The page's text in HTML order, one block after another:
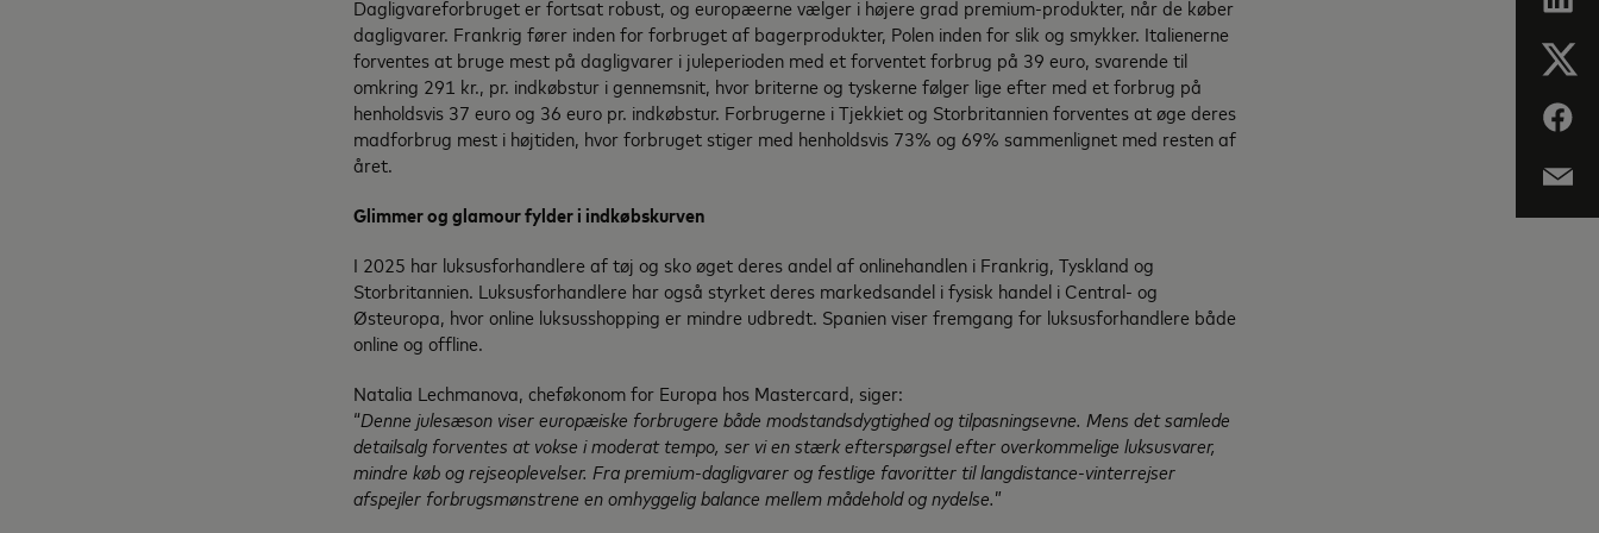
Dagligvareforbruget er fortsat robust, og europæerne vælger i højere grad premium-produkter, når de køber
dagligvarer. Frankrig fører inden for forbruget af bagerprodukter, Polen inden for slik og smykker. Italienerne
forventes at bruge mest på dagligvarer i juleperioden med et forventet forbrug på 39 euro, svarende til
omkring 291 kr., pr. indkøbstur i gennemsnit, hvor briterne og tyskerne følger lige efter med et forbrug på
henholdsvis 37 euro og 36 euro pr. indkøbstur. Forbrugerne i Tjekkiet og Storbritannien forventes at øge deres
madforbrug mest i højtiden, hvor forbruget stiger med henholdsvis 73% og 69% sammenlignet med resten af
året.
Glimmer og glamour fylder i indkøbskurven
I 2025 har luksusforhandlere af tøj og sko øget deres andel af onlinehandlen i Frankrig, Tyskland og
Storbritannien. Luksusforhandlere har også styrket deres markedsandel i fysisk handel i Central- og
Østeuropa, hvor online luksusshopping er mindre udbredt. Spanien viser fremgang for luksusforhandlere både
online og offline.
Natalia Lechmanova, cheføkonom for Europa hos Mastercard, siger:
“Denne julesæson viser europæiske forbrugere både modstandsdygtighed og tilpasningsevne. Mens det samlede
detailsalg forventes at vokse i moderat tempo, ser vi en stærk efterspørgsel efter overkommelige luksusvarer,
mindre køb og rejseoplevelser. Fra premium-dagligvarer og festlige favoritter til langdistance-vinterrejser
afspejler forbrugsmønstrene en omhyggelig balance mellem mådehold og nydelse.”